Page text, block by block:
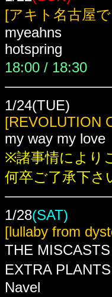
[アキト名古屋
myeahns
hotspring
18:00 / 18:30
1/24(TUE)
[REVOLUTION
my way my love
※諸事情により
何卒ご了承下さ
1/28(SAT)
[lullaby from
THE
EXTRA
Navel